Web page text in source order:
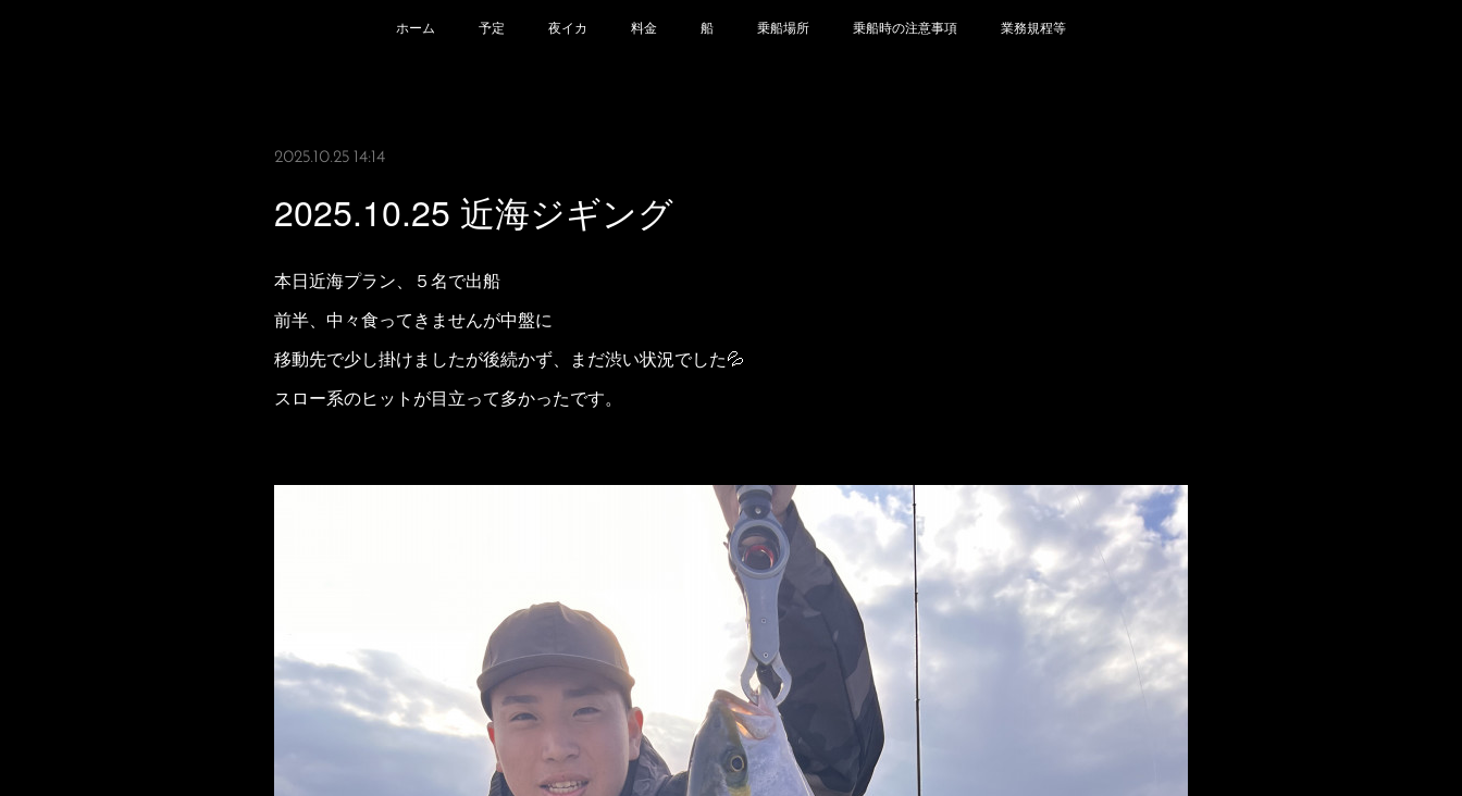
ホーム 予定 夜イカ 料金 船 乗船場所 乗船時の注意事項 業務規程等
2025.10.25 14:14
2025.10.25 近海ジギング
本日近海プラン、５名で出船
前半、中々食ってきませんが中盤に
移動先で少し掛けましたが後続かず、まだ渋い状況でした💦
スロー系のヒットが目立って多かったです。